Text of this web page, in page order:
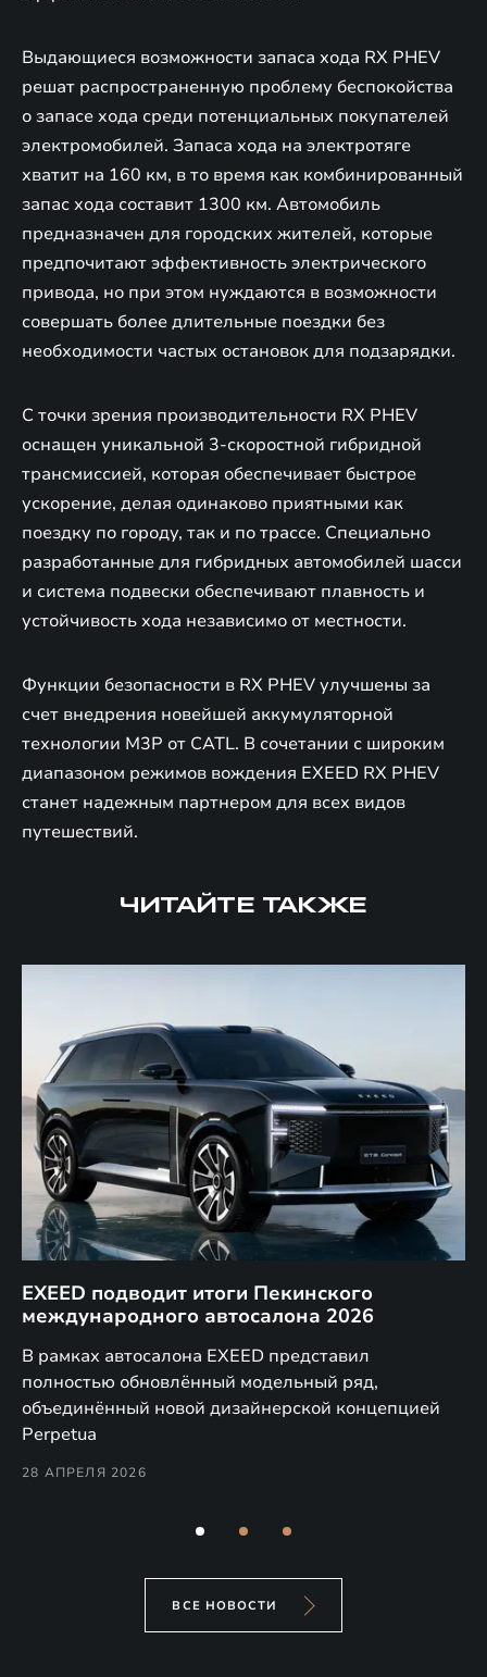
Выдающиеся возможности запаса хода RX PHEV
решат распространенную проблему беспокойства
о запасе хода среди потенциальных покупателей
электромобилей. Запаса хода на электротяге
хватит на 160 км, в то время как комбинированный
запас хода составит 1300 км. Автомобиль
предназначен для городских жителей, которые
предпочитают эффективность электрического
привода, но при этом нуждаются в возможности
совершать более длительные поездки без
необходимости частых остановок для подзарядки.
С точки зрения производительности RX PHEV
оснащен уникальной 3-скоростной гибридной
трансмиссией, которая обеспечивает быстрое
ускорение, делая одинаково приятными как
поездку по городу, так и по трассе. Специально
разработанные для гибридных автомобилей шасси
и система подвески обеспечивают плавность и
устойчивость хода независимо от местности.
Функции безопасности в RX PHEV улучшены за
счет внедрения новейшей аккумуляторной
технологии M3P от CATL. В сочетании с широким
диапазоном режимов вождения EXEED RX PHEV
станет надежным партнером для всех видов
путешествий.
ЧИТАЙТЕ ТАКЖЕ
EXEED подводит итоги Пекинского
международного автосалона 2026
В рамках автосалона EXEED представил
полностью обновлённый модельный ряд,
объединённый новой дизайнерской концепцией
Perpetua
28 АПРЕЛЯ 2026
ВСЕ НОВОСТИ